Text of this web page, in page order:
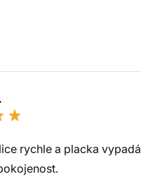
rychle a placka vypadá